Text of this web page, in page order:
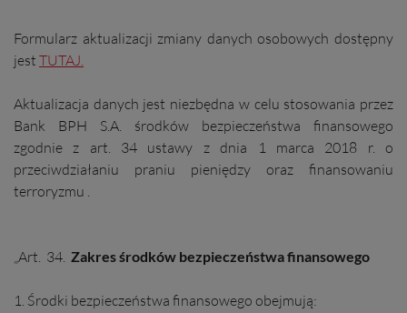
Formularz aktualizacji zmiany danych osobowych dostępny
jest TUTAJ.
Aktualizacja danych jest niezbędna w celu stosowania przez
Bank BPH S.A. środków bezpieczeństwa finansowego
zgodnie z art. 34 ustawy z dnia 1 marca 2018 r. o
przeciwdziałaniu praniu pieniędzy oraz finansowaniu
terroryzmu .
„Art. 34. Zakres środków bezpieczeństwa finansowego
1. Środki bezpieczeństwa finansowego obejmują: